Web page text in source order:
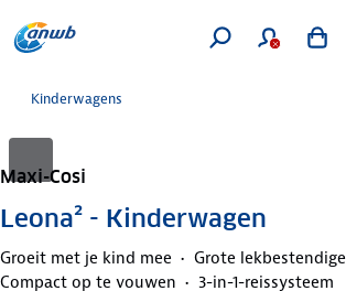
Kinderwagens
Maxi-Cosi
Leona² - Kinderwagen
Groeit met je kind mee
Grote lekbestendige
Compact op te vouwen
3-in-1-reissysteem